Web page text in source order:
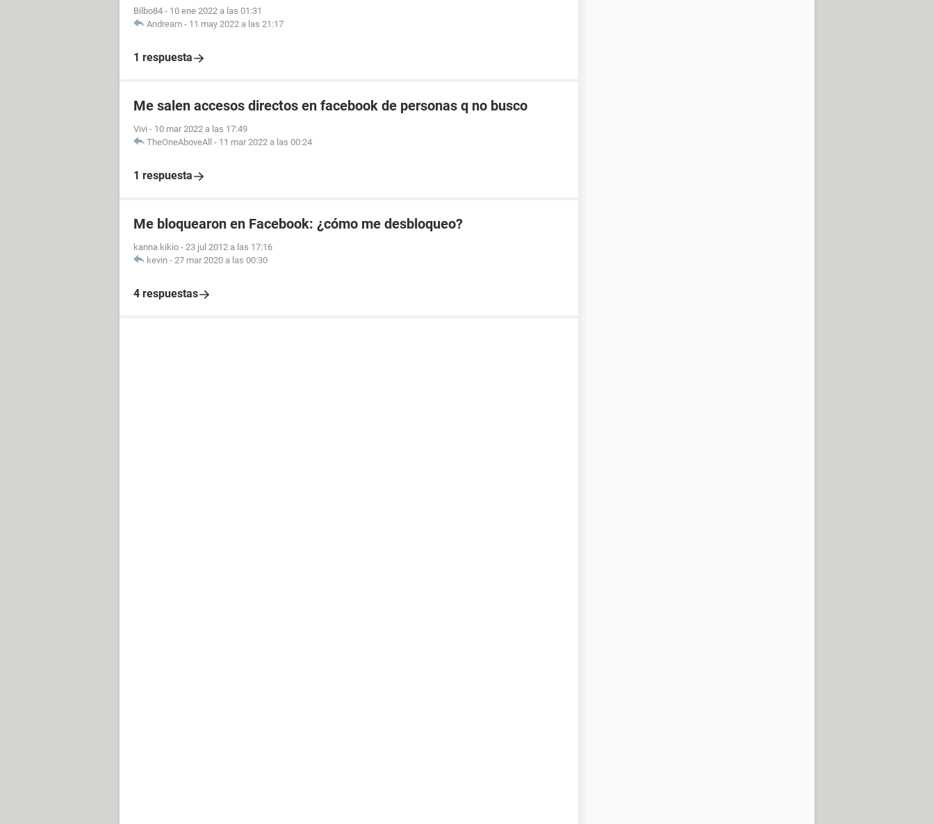
Bilbo84 - 10 ene 2022 a las 01:31
Andream - 11 may 2022 a las 21:17
1 respuesta
Me salen accesos directos en facebook de personas q no busco
Vivi - 10 mar 2022 a las 17:49
TheOneAboveAll - 11 mar 2022 a las 00:24
1 respuesta
Me bloquearon en Facebook: ¿cómo me desbloqueo?
kanna kikio - 23 jul 2012 a las 17:16
kevin - 27 mar 2020 a las 00:30
4 respuestas